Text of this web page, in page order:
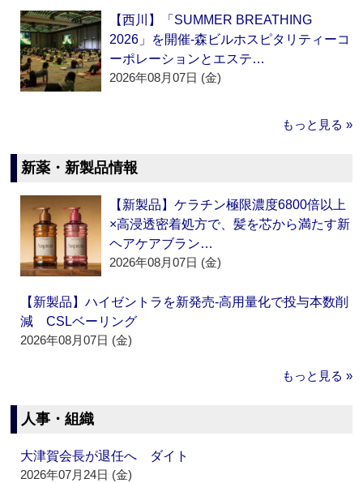
【西川】「SUMMER BREATHING
2026」を開催‐森ビルホスピタリティーコ
ーポレーションとエステ…
2026年08月07日 (金)
もっと見る »
新薬・新製品情報
【新製品】ケラチン極限濃度6800倍以上
×高浸透密着処方で、髪を芯から満たす新
ヘアケアブラン…
2026年08月07日 (金)
【新製品】ハイゼントラを新発売‐高用量化で投与本数削
減 CSLベーリング
2026年08月07日 (金)
もっと見る »
人事・組織
大津賀会長が退任へ ダイト
2026年07月24日 (金)